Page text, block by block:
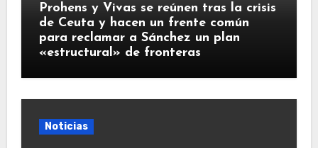
Prohens y Vivas se reúnen tras la crisis
de Ceuta y hacen un frente común
para reclamar a Sánchez un plan
«estructural» de fronteras
Noticias